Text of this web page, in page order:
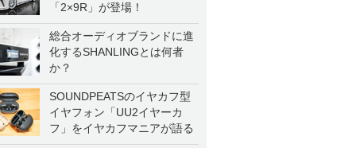
「2×9R」が登場！
総合オーディオブランドに進
化するSHANLINGとは何者
か？
SOUNDPEATSのイヤカフ型
イヤフォン「UU2イヤーカ
フ」をイヤカフマニアが語る